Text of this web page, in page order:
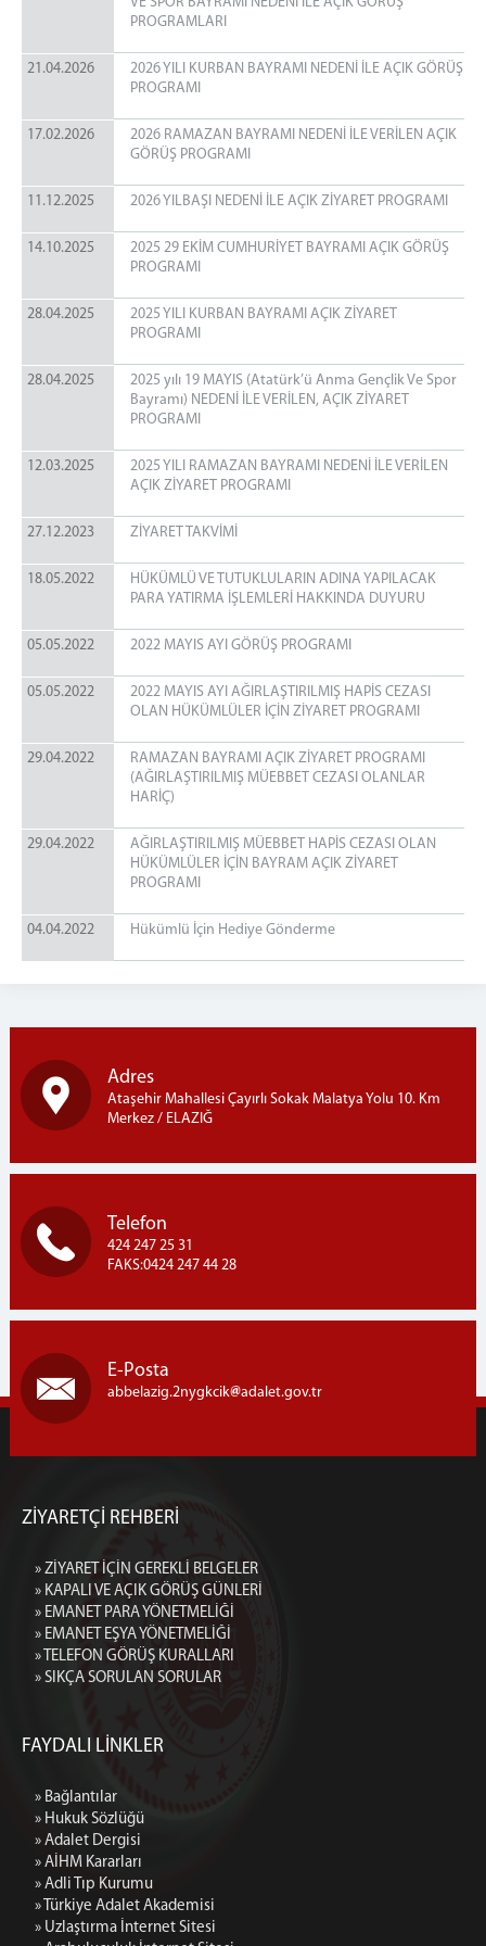
SİVRİCE KADIN AÇIK CEZA İNFAZ KURUMU
SERVİSLERİMİZ
EĞİTİM SERVİSİ
SAĞLIK SERVİSİ
PSİKO-SOSYAL SERVİS
GÖRÜŞ GÜNLERİ
KAPALI VE AÇIK GÖRÜŞ GÜNLERİ
TELEFON GÖRÜŞ GÜNLERİ
PROGRAMLARI
21.04.2026
2026 YILI KURBAN BAYRAMI NEDENİ İLE AÇIK GÖRÜŞ
PROGRAMI
17.02.2026
2026 RAMAZAN BAYRAMI NEDENİ İLE VERİLEN AÇIK
GÖRÜŞ PROGRAMI
11.12.2025 2026 YILBAŞI NEDENİ İLE AÇIK ZİYARET PROGRAMI
14.10.2025
2025 29 EKİM CUMHURİYET BAYRAMI AÇIK GÖRÜŞ
PROGRAMI
28.04.2025
2025 YILI KURBAN BAYRAMI AÇIK ZİYARET
PROGRAMI
28.04.2025
2025 yılı 19 MAYIS (Atatürk’ü Anma Gençlik Ve Spor
Bayramı) NEDENİ İLE VERİLEN, AÇIK ZİYARET
PROGRAMI
12.03.2025
2025 YILI RAMAZAN BAYRAMI NEDENİ İLE VERİLEN
AÇIK ZİYARET PROGRAMI
27.12.2023 ZİYARET TAKVİMİ
18.05.2022
HÜKÜMLÜ VE TUTUKLULARIN ADINA YAPILACAK
PARA YATIRMA İŞLEMLERİ HAKKINDA DUYURU
05.05.2022 2022 MAYIS AYI GÖRÜŞ PROGRAMI
05.05.2022
2022 MAYIS AYI AĞIRLAŞTIRILMIŞ HAPİS CEZASI
OLAN HÜKÜMLÜLER İÇİN ZİYARET PROGRAMI
29.04.2022
RAMAZAN BAYRAMI AÇIK ZİYARET PROGRAMI
(AĞIRLAŞTIRILMIŞ MÜEBBET CEZASI OLANLAR
HARİÇ)
29.04.2022
AĞIRLAŞTIRILMIŞ MÜEBBET HAPİS CEZASI OLAN
HÜKÜMLÜLER İÇİN BAYRAM AÇIK ZİYARET
PROGRAMI
04.04.2022 Hükümlü İçin Hediye Gönderme
Adres
Ataşehir Mahallesi Çayırlı Sokak Malatya Yolu 10. Km
Merkez / ELAZIĞ
Telefon
424 247 25 31
FAKS:0424 247 44 28
E-Posta
abbelazig.2nygkcik adalet.gov.tr
ZİYARETÇİ REHBERİ
» ZİYARET İÇİN GEREKLİ BELGELER
» KAPALI VE AÇIK GÖRÜŞ GÜNLERİ
» EMANET PARA YÖNETMELİĞİ
» EMANET EŞYA YÖNETMELİĞİ
» TELEFON GÖRÜŞ KURALLARI
» SIKÇA SORULAN SORULAR
FAYDALI LİNKLER
» Bağlantılar
» Hukuk Sözlüğü
» Adalet Dergisi
» AİHM Kararları
» Adli Tıp Kurumu
» Türkiye Adalet Akademisi
» Uzlaştırma İnternet Sitesi